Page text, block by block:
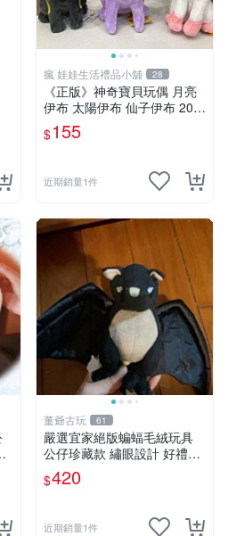
瘋 娃娃生活禮品小舖 28
《正版》神奇寶貝玩偶 月亮
伊布 太陽伊布 仙子伊布 20公
分 寶可夢娃娃 POKÉMON
$155
近期銷量1件
董爺古玩 61
嚴選宜家絕版蝙蝠毛絨玩具
公仔珍藏款 繡眼設計 好禮推
薦 蝙蝠玩偶 宜家稀有 毛絨收
藏 宜家玩具 毛絨公仔 絕版玩
$420
近期銷量1件